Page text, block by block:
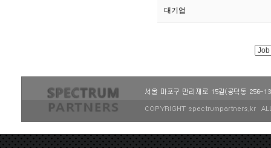
194
대기업